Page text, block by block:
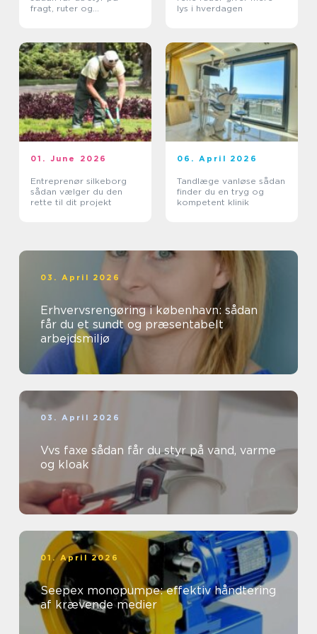
fragt, ruter og
lys i hverdagen
01. June 2026
Entreprenør silkeborg
sådan vælger du den
rette til dit projekt
06. April 2026
Tandlæge vanløse sådan
finder du en tryg og
kompetent klinik
03. April 2026
Erhvervsrengøring i københavn: sådan
får du et sundt og præsentabelt
arbejdsmiljø
03. April 2026
Vvs faxe sådan får du styr på vand, varme
og kloak
01. April 2026
Seepex monopumpe: effektiv håndtering
af krævende medier